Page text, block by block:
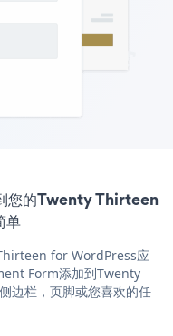
您的Twenty Thirteen
单
for WordPress应
Form添加到Twenty
边栏，页脚或您喜欢的任